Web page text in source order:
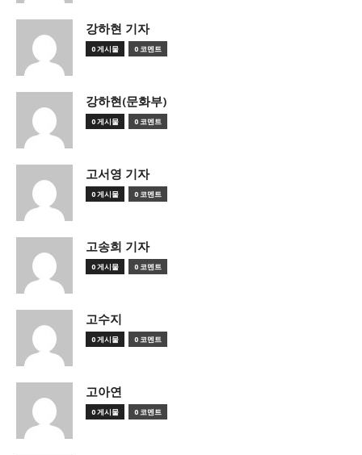
강하현 기자
0 게시물 0 코멘트
강하현(문화부)
0 게시물 0 코멘트
고서영 기자
0 게시물 0 코멘트
고송희 기자
0 게시물 0 코멘트
고수지
0 게시물 0 코멘트
고아연
0 게시물 0 코멘트